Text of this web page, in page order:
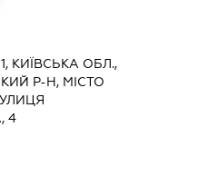
КИЇВСЬКА ОБЛ.,
Р-Н, МІСТО
4